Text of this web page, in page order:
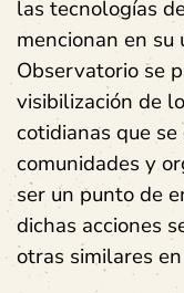
las tecnologías
mencionan en
Observatorio se
visibilización de
cotidianas que
comunidades y
ser un punto de
dichas acciones
otras similares